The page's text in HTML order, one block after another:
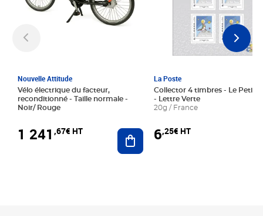
Nouvelle Attitude
Vélo électrique du facteur,
reconditionné - Taille normale -
Noir/ Rouge
1 241 ,67€ HT Ajouter au panier
La Poste
Collector 4 timbres - Le Petit
- Lettre Verte
20g / France
6,25€ HT